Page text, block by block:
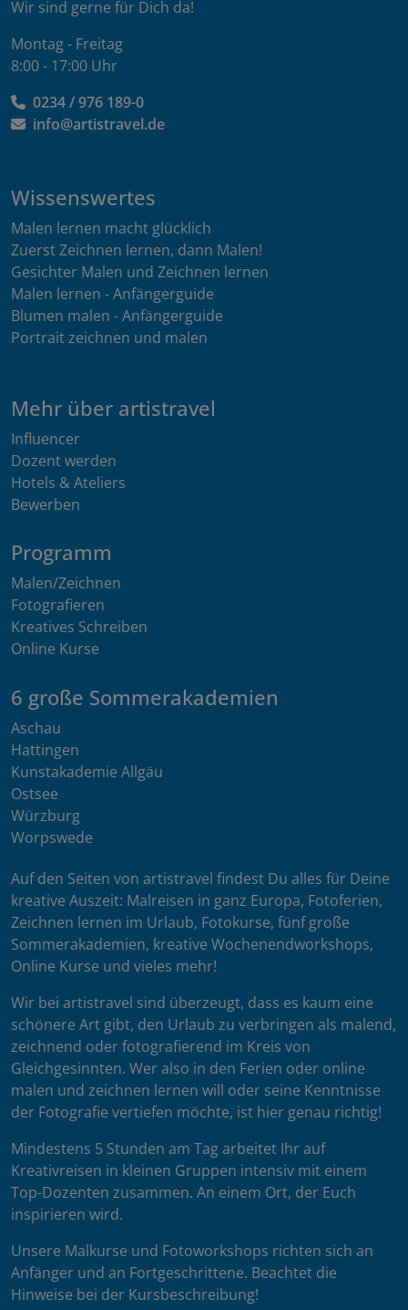
Wir sind gerne für Dich da!
Montag - Freitag
8:00 - 17:00 Uhr
0234 / 976 189-0
info@artistravel.de
Wissenswertes
Malen lernen macht glücklich
Zuerst Zeichnen lernen, dann Malen!
Gesichter Malen und Zeichnen lernen
Malen lernen - Anfängerguide
Blumen malen - Anfängerguide
Portrait zeichnen und malen
Mehr über artistravel
Influencer
Dozent werden
Hotels & Ateliers
Bewerben
Programm
Malen/Zeichnen
Fotografieren
Kreatives Schreiben
Online Kurse
6 große Sommerakademien
Aschau
Hattingen
Kunstakademie Allgäu
Ostsee
Würzburg
Worpswede
Auf den Seiten von artistravel findest Du alles für Deine
kreative Auszeit: Malreisen in ganz Europa, Fotoferien,
Zeichnen lernen im Urlaub, Fotokurse, fünf große
Sommerakademien, kreative Wochenendworkshops,
Online Kurse und vieles mehr!
Wir bei artistravel sind überzeugt, dass es kaum eine
schönere Art gibt, den Urlaub zu verbringen als malend,
zeichnend oder fotografierend im Kreis von
Gleichgesinnten. Wer also in den Ferien oder online
malen und zeichnen lernen will oder seine Kenntnisse
der Fotografie vertiefen möchte, ist hier genau richtig!
Mindestens 5 Stunden am Tag arbeitet Ihr auf
Kreativreisen in kleinen Gruppen intensiv mit einem
Top-Dozenten zusammen. An einem Ort, der Euch
inspirieren wird.
Unsere Malkurse und Fotoworkshops richten sich an
Anfänger und an Fortgeschrittene. Beachtet die
Hinweise bei der Kursbeschreibung!